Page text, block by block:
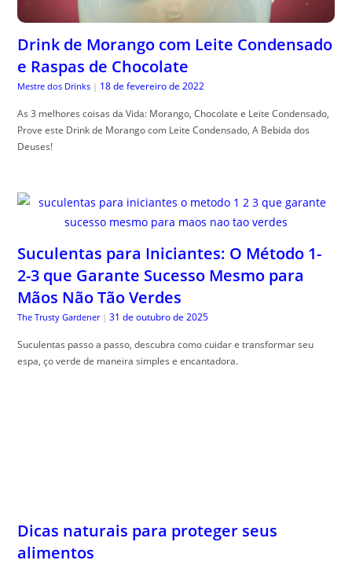
Drink de Morango com Leite Condensado
e Raspas de Chocolate
Mestre dos Drinks | 18 de fevereiro de 2022
As 3 melhores coisas da Vida: Morango, Chocolate e Leite Condensado,
Prove este Drink de Morango com Leite Condensado, A Bebida dos
Deuses!
Suculentas para Iniciantes: O Método 1-
2-3 que Garante Sucesso Mesmo para
Mãos Não Tão Verdes
The Trusty Gardener | 31 de outubro de 2025
Suculentas passo a passo, descubra como cuidar e transformar seu
espa, ço verde de maneira simples e encantadora.
Dicas naturais para proteger seus
alimentos